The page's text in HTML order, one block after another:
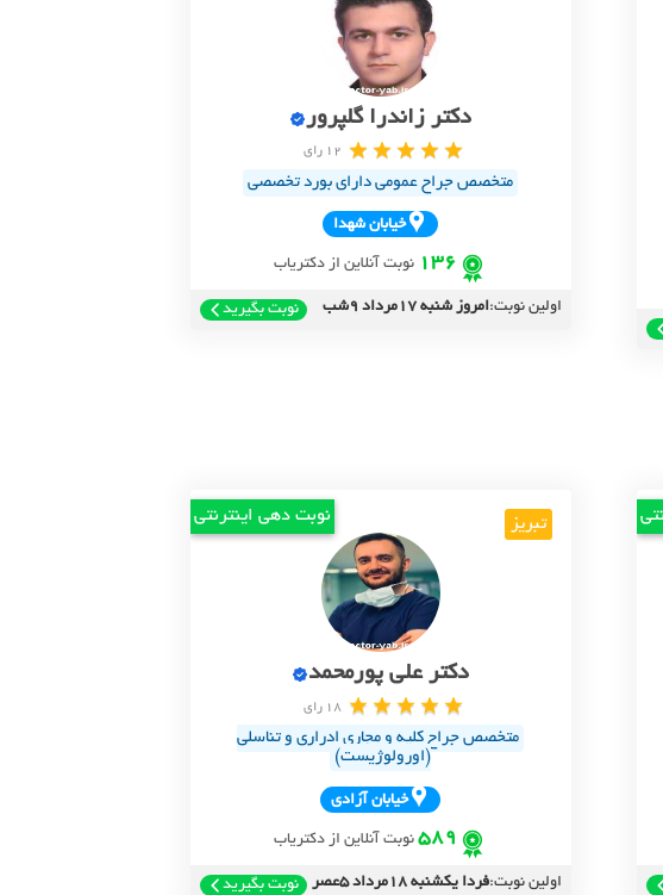
دکتر زاندرا گلپرور
12 رای
متخصص جراح عمومی دارای بورد تخصصی
خيابان شهدا
136 نوبت آنلاین از دکتریاب
اولین نوبت:امروز شنبه 17مرداد 9شب نوبت بگیرید
تبریز نوبت دهی اینترنتی
دکتر علی پورمحمد
18 رای
متخصص جراح کلیه و مجاری ادراری و تناسلی
(اورولوژیست)
خيابان آزادي
589 نوبت آنلاین از دکتریاب
اولین نوبت:فردا یکشنبه 18مرداد 5عصر نوبت بگیرید